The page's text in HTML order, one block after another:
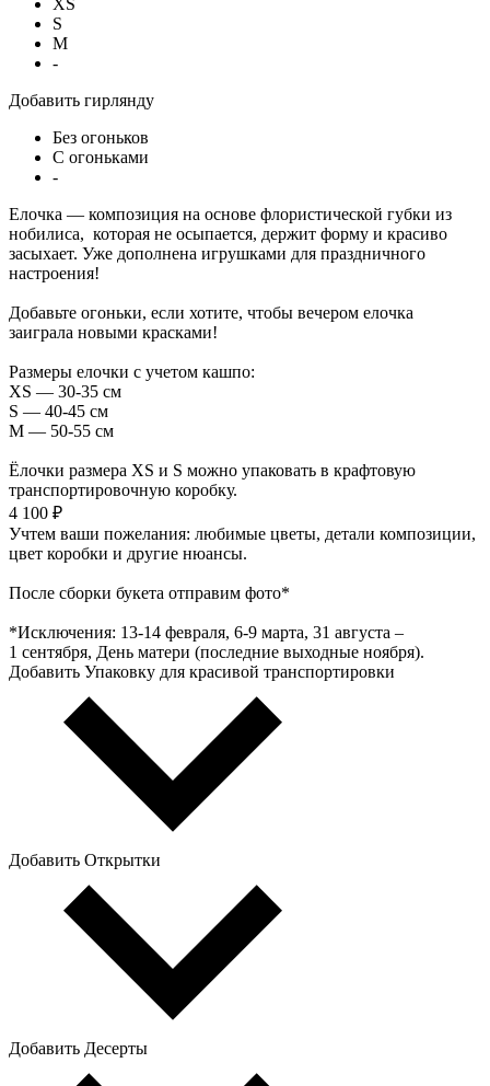
XS
S
M
-
Добавить гирлянду
Без огоньков
С огоньками
-
Елочка — композиция на основе флористической губки из
нобилиса, которая не осыпается, держит форму и красиво
засыхает. Уже дополнена игрушками для праздничного
настроения!
Добавьте огоньки, если хотите, чтобы вечером елочка
заиграла новыми красками!
Размеры елочки с учетом кашпо:
XS — 30-35 см
S — 40-45 см
М — 50-55 см
Ёлочки размера XS и S можно упаковать в крафтовую
транспортировочную коробку.
4 100 ₽
Учтем ваши пожелания: любимые цветы, детали композиции,
цвет коробки и другие нюансы.
После сборки букета отправим фото*
*Исключения: 13‑14 февраля, 6‑9 марта, 31 августа –
1 сентября, День матери (последние выходные ноября).
Добавить Упаковку для красивой транспортировки
Добавить Открытки
Добавить Десерты